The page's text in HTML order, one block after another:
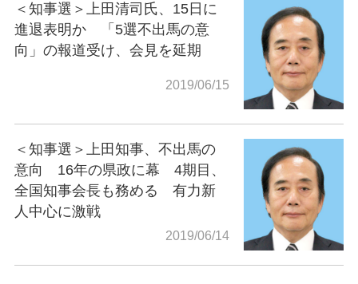
＜知事選＞上田清司氏、15日に
進退表明か 「5選不出馬の意
向」の報道受け、会見を延期
2019/06/15
＜知事選＞上田知事、不出馬の
意向 16年の県政に幕 4期目、
全国知事会長も務める 有力新
人中心に激戦
2019/06/14